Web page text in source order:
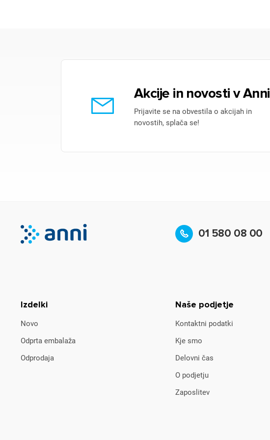
Akcije in novosti v Anni
Prijavite se na obvestila o akcijah in
novostih, splača se!
01 580 08 00
Izdelki
Novo
Odprta embalaža
Odprodaja
Naše podjetje
Kontaktni podatki
Kje smo
Delovni čas
O podjetju
Zaposlitev